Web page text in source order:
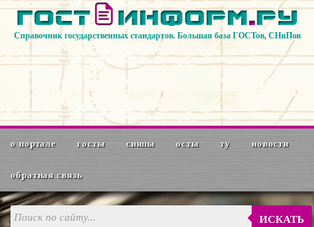
Справочник государственных стандартов. Большая база ГОСТов, СНиПов
о портале госты снипы осты ту новости
обратная связь
ИСКАТЬ